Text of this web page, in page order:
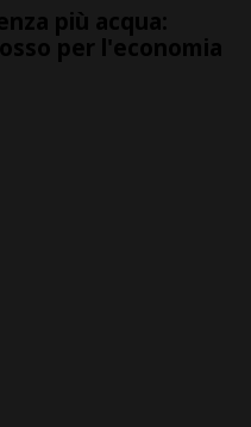
più acqua:
per l'economia